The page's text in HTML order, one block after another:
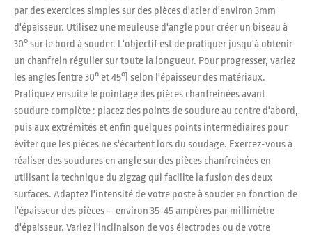
par des exercices simples sur des pièces d'acier d'environ 3mm
d'épaisseur. Utilisez une meuleuse d'angle pour créer un biseau à
30° sur le bord à souder. L'objectif est de pratiquer jusqu'à obtenir
un chanfrein régulier sur toute la longueur. Pour progresser, variez
les angles (entre 30° et 45°) selon l'épaisseur des matériaux.
Pratiquez ensuite le pointage des pièces chanfreinées avant
soudure complète : placez des points de soudure au centre d'abord,
puis aux extrémités et enfin quelques points intermédiaires pour
éviter que les pièces ne s'écartent lors du soudage. Exercez-vous à
réaliser des soudures en angle sur des pièces chanfreinées en
utilisant la technique du zigzag qui facilite la fusion des deux
surfaces. Adaptez l'intensité de votre poste à souder en fonction de
l'épaisseur des pièces – environ 35-45 ampères par millimètre
d'épaisseur. Variez l'inclinaison de vos électrodes ou de votre